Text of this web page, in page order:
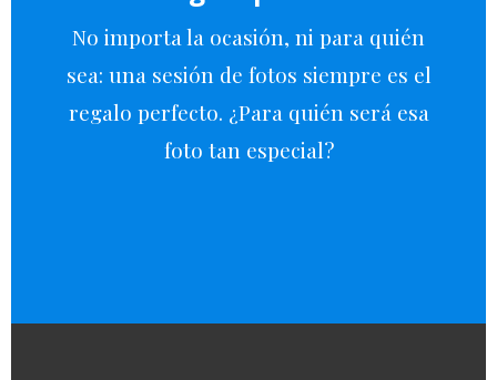
No importa la ocasión, ni para quién
sea: una sesión de fotos siempre es el
regalo perfecto. ¿Para quién será esa
foto tan especial?